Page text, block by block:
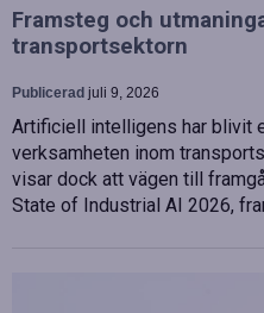
Framsteg och
transportsektorn
Publicerad juli 9, 2026
Artificiell intelligens har blivit
verksamheten inom
visar dock att vägen till
State of Industrial AI 2026,